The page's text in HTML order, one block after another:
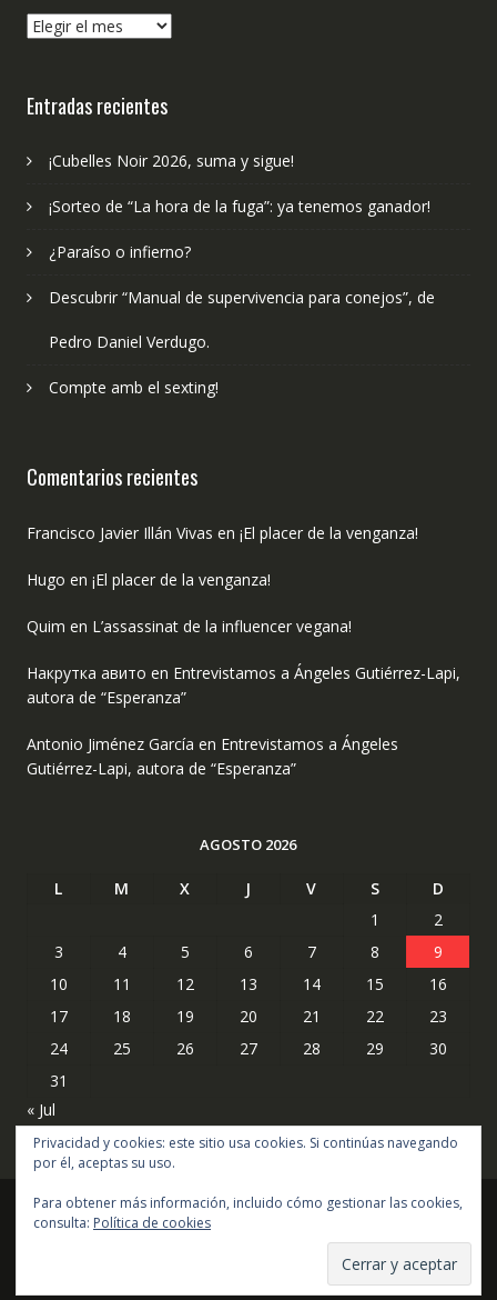
¿Qué
Entradas recientes
¡Cubelles Noir 2026, suma y sigue!
¡Sorteo de “La hora de la fuga”: ya tenemos ganador!
¿Paraíso o infierno?
Descubrir “Manual de supervivencia para conejos”, de
Pedro Daniel Verdugo.
Compte amb el sexting!
Comentarios recientes
Francisco Javier Illán Vivas en ¡El placer de la venganza!
Hugo en ¡El placer de la venganza!
Quim en L’assassinat de la influencer vegana!
Накрутка авито en Entrevistamos a Ángeles Gutiérrez-Lapi,
autora de “Esperanza”
Antonio Jiménez García en Entrevistamos a Ángeles
Gutiérrez-Lapi, autora de “Esperanza”
AGOSTO 2026
L M X J V S
D
1
2
3
4 5 6 7 8
9
10
11 12 13 14 15
16
17
18 19 20 21 22
23
24
25 26 27 28 29
30
31
« Jul
Copyright © todos los derechos reservados
Acme Themes
Privacidad y cookies: este sitio usa cookies. Si continúas navegando
por él, aceptas su uso.
Para obtener más información, incluido cómo gestionar las cookies,
consulta: Política de cookies